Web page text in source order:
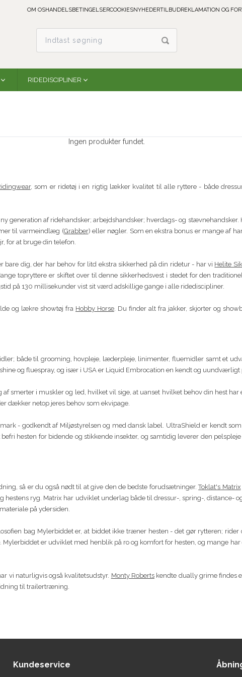
OM OSHANDELSBETINGELSERCOOKIESNYHEDERTILBUDREKLAMATION OG
RIDEDISCIPLINER
Ingen produkter fundet.
, som er ridetøj i en rigtig lækker kvalitet til alle ryttere - både
generation af ridehandsker; arbejdshandsker; hverdags- og
til varmeindlæg (Grabber) eller nøgler. Som en ekstra bonus er mange af
for at bruge din telefon.
dig, der har behov for litd ekstra sikkerhed på din ridetur - har vi Helite
topryttere er skiftet over til denne sikkerhedsvest i stedet for den
på 130 millisekunder vist sit værd adskillige gange i alle ridediscipliner.
og lækre showtøj fra Hobby Horse. Du finder alt fra jakker, skjorter og
både til grooming, hovpleje, læderpleje, linimenter, fluemidler samt et
og fluespray, og især i USA er Liquid Embrocation en kendt og uundværligt
smerter i muskler og led, hvilket vil sige, at uanset hvilket behov din hest
dækker netop jeres behov som ekvipage.
- godkendt af Miljøstyrelsen og med dansk label. UltraShield er kendt
hesten for bidende og stikkende insekter, og samtidig leverer den
så er du også nødt til at give den de bedste forudsætninger.Toklat's Matrix
hestens ryg. Matrix har udviklet underlag både til dressur-, spring-, distance-
på ydersiden.
bag Mylerbiddet er, at biddet ikke træner hesten - det gør rytteren;
er udviklet med henblik på ro og komfort for hesten, og mange
vi naturligvis også kvalitetsudstyr. Monty Robertskendte dually grime findes
til trailertræning.
Kundeservice